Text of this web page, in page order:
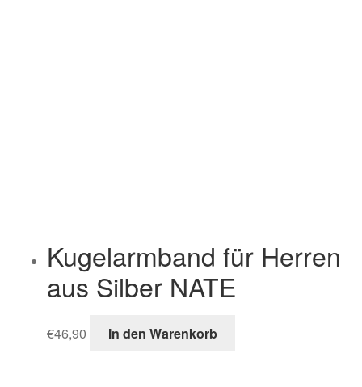
Kugelarmband für Herren
aus Silber NATE
€46,90 In den Warenkorb